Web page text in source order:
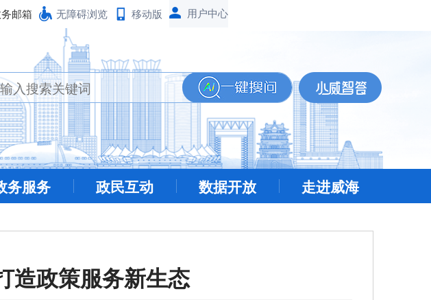
邮箱 无障碍浏览 移动版
务服务 政民互动 数据开放 走进威海
造政策服务新生态